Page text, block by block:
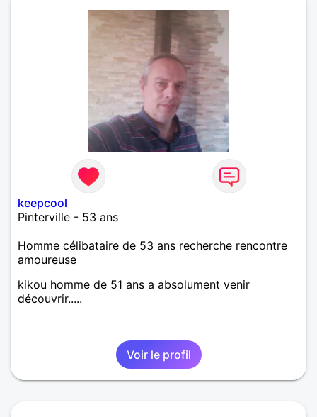
keepcool
Pinterville - 53 ans
Homme célibataire de 53 ans recherche rencontre
amoureuse
kikou homme de 51 ans a absolument venir
découvrir.....
Voir le profil